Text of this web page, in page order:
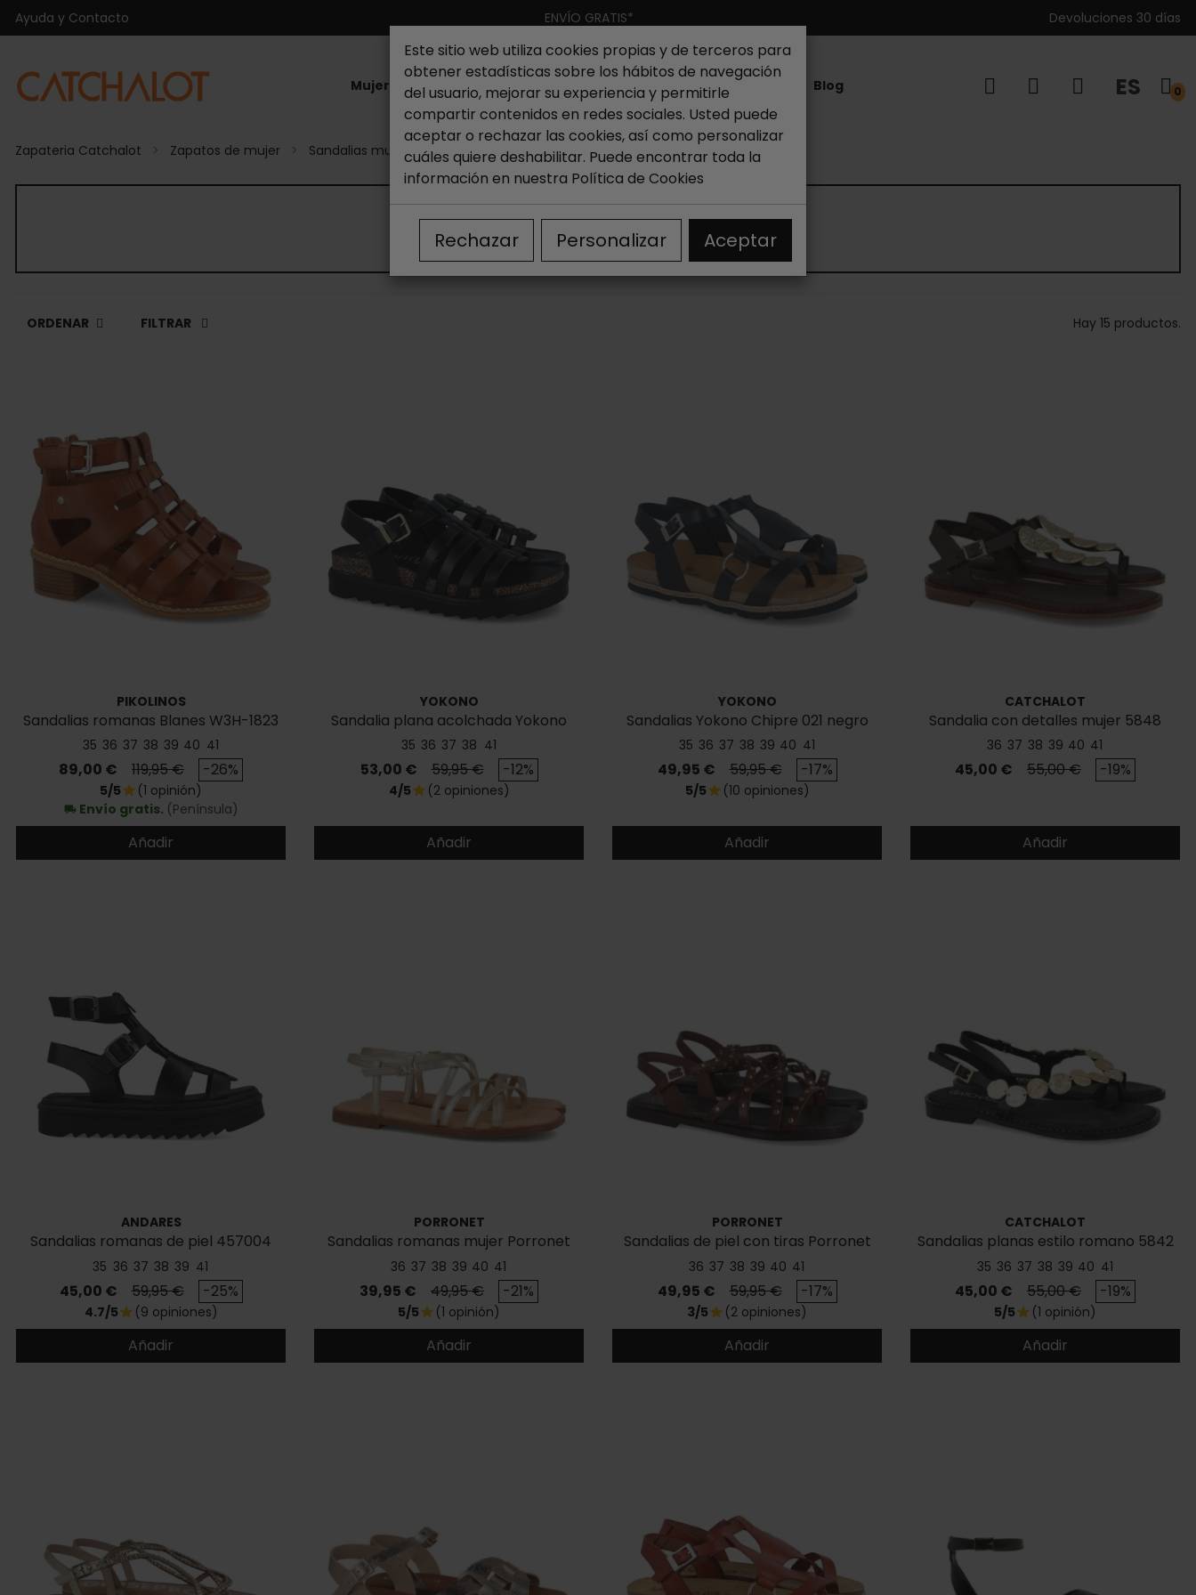
Ayuda y Contacto ENVÍO GRATIS* Devoluciones 30 días
Mujer Hombre Niño Nueva colección Outlet Marcas Blog ES 0
Zapateria Catchalot Zapatos de mujer Sandalias mujer Sandalias romanas mujer
SANDALIAS ROMANAS DE MUJER
ORDENAR FILTRAR Hay 15 productos.
PIKOLINOS
Sandalias romanas Blanes W3H-1823
35 36 37 38 39 40 41
Precio
89,00 € Precio base
119,95 € -26%
5/5star (1 opinión)
local_shipping Envío gratis. (Península)
Añadir
YOKONO
Sandalia plana acolchada Yokono
Tunez 107
35 36 37 38 41
Precio
53,00 € Precio base
59,95 € -12%
4/5star (2 opiniones)
Añadir
YOKONO
Sandalias Yokono Chipre 021 negro
35 36 37 38 39 40 41
Precio
49,95 € Precio base
59,95 € -17%
5/5star (10 opiniones)
Añadir
CATCHALOT
Sandalia con detalles mujer 5848
36 37 38 39 40 41
Precio
45,00 € Precio base
55,00 € -19%
Añadir
ANDARES
Sandalias romanas de piel 457004
35 36 37 38 39 41
Precio
45,00 € Precio base
59,95 € -25%
4.7/5star (9 opiniones)
Añadir
PORRONET
Sandalias romanas mujer Porronet
Bonnie 3221
36 37 38 39 40 41
Precio
39,95 € Precio base
49,95 € -21%
5/5star (1 opinión)
Añadir
PORRONET
Sandalias de piel con tiras Porronet
Blair 3223
36 37 38 39 40 41
Precio
49,95 € Precio base
59,95 € -17%
3/5star (2 opiniones)
Añadir
CATCHALOT
Sandalias planas estilo romano 5842
35 36 37 38 39 40 41
Precio
45,00 € Precio base
55,00 € -19%
5/5star (1 opinión)
Añadir
Este sitio web utiliza cookies propias y de terceros para
obtener estadísticas sobre los hábitos de navegación
del usuario, mejorar su experiencia y permitirle
compartir contenidos en redes sociales. Usted puede
aceptar o rechazar las cookies, así como personalizar
cuáles quiere deshabilitar. Puede encontrar toda la
información en nuestra Política de Cookies
Rechazar Personalizar Aceptar